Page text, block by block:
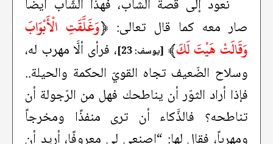
نعود إلى قصة الشاب، فهذا الشّاب أيضًا
صار معه كما قال تعالى: ﴿وَغَلَّقَتِ الْأَبْوَابَ
وَقَالَتْ هَيْتَ لَكَ﴾ [يوسف: 23]
، فرأى ألَّا مهرب له،
وسلاح الضّعيف تجاه القويّ الحكمة والحيلة..
فإذا أراد الثوّر أن يناطحك فهل من الرّجولة أن
تناطحه؟ فالذَّكاء أن ترى منفذًا ومخرجاً